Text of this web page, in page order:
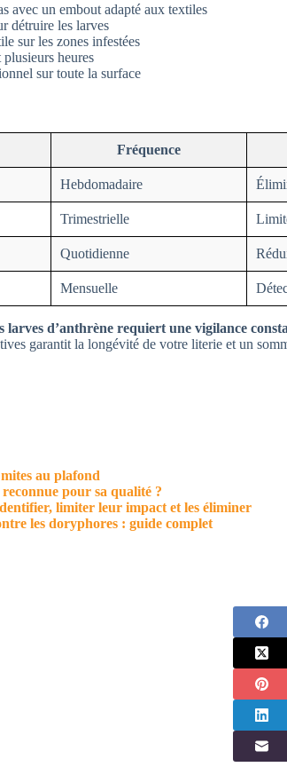
avec un embout adapté aux textiles
détruire les larves
sur les zones infestées
heures
sur toute la surface
Fréquence
Hebdomadaire
Trimestrielle
Quotidienne
Mensuelle
d’anthrène requiert une vigilance
garantit la longévité de votre literie et un
au plafond
pour sa qualité ?
limiter leur impact et les éliminer
les doryphores : guide complet